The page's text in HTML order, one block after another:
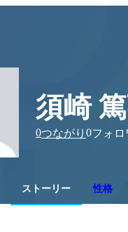
須崎
0つながり 0フォロ
ストーリー 性格